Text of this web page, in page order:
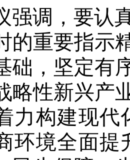
强调，要认
的重要指示
础，坚定有
略性新兴产
力构建现代
环境全面提